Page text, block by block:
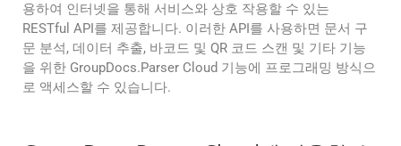
용하여 인터넷을 통해 서비스와 상호 작용할 수 있는
RESTful API를 제공합니다. 이러한 API를 사용하면 문서 구
문 분석, 데이터 추출, 바코드 및 QR 코드 스캔 및 기타 기능
을 위한 GroupDocs.Parser Cloud 기능에 프로그래밍 방식으
로 액세스할 수 있습니다.